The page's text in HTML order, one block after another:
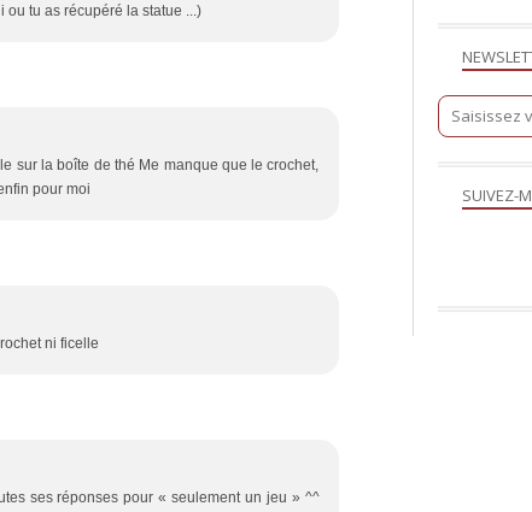
ou tu as récupéré la statue ...)
sur la boîte de thé Me manque que le crochet,
pour moi
ni ficelle
ses réponses pour « seulement un jeu » ^^
SUIVEZ-